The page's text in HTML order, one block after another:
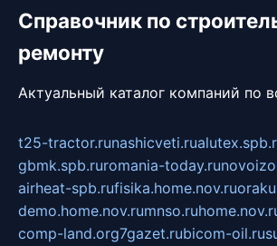
Справочник по
ремонту
Актуальный каталог компаний по
t25-tractor.runashicveti.ru
gbmk.spb.ruromania-today.ru
airheat-spb.rufisika.home.nov.ru
demo.home.nov.rumnso.ru
comp-land.org7gazet.rubicom-oil.ru